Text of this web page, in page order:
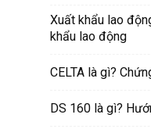
Xuất khẩu lao
khẩu lao động
CELTA là gì?
DS 160 là gì?